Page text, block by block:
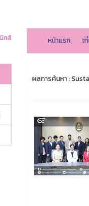
หน้าแรก เ
ผลการค้นหา :